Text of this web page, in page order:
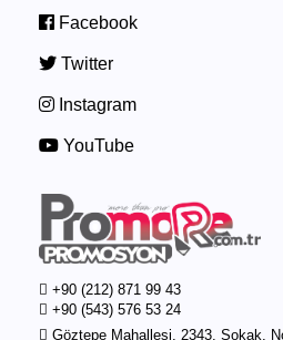
Facebook
Twitter
Instagram
YouTube
+90 (212) 871 99 43
+90 (543) 576 53 24
Göztepe Mahallesi, 2343. Sokak,